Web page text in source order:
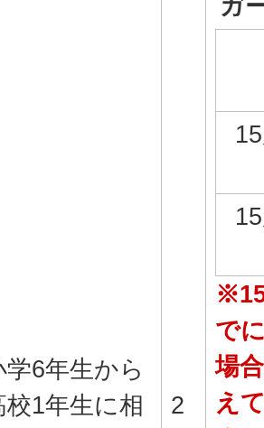
学6年生から
校1年生に相
2
ガ
で
場
え